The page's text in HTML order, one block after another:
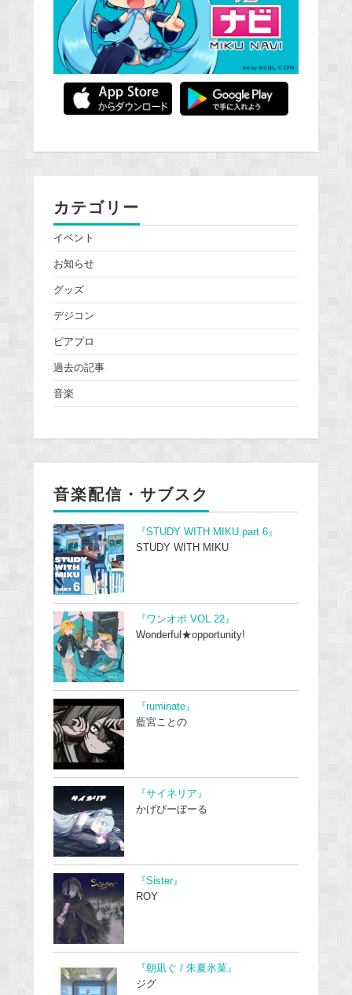
カテゴリー
イベント
お知らせ
グッズ
デジコン
ピアプロ
過去の記事
音楽
音楽配信・サブスク
『STUDY WITH MIKU part 6』
STUDY WITH MIKU
『ワンオポ VOL.22』
Wonderful★opportunity!
『ruminate』
藍宮ことの
『サイネリア』
かげぴーぼーる
『Sister』
ROY
『朝凪ぐ / 朱夏氷菓』
ジグ